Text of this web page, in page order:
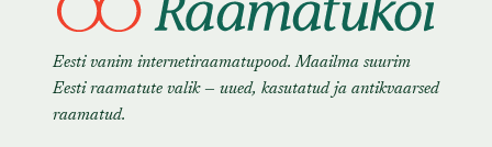
Eesti vanim internetiraamatupood. Maailma suurim
Eesti raamatute valik — uued, kasutatud ja antikvaarsed
raamatud.